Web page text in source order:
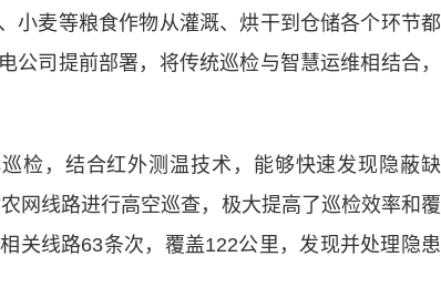
麦等粮食作物从灌溉、烘干到仓储各个环节都
司提前部署，将传统巡检与智慧运维相结合，
，结合红外测温技术，能够快速发现隐蔽缺
网线路进行高空巡查，极大提高了巡检效率和覆
关线路63条次，覆盖122公里，发现并处理隐患